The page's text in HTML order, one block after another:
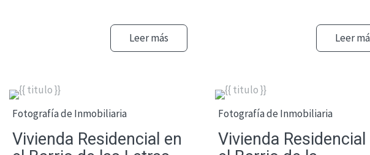
Leer más Leer
Fotografía de Inmobiliaria
Vivienda Residencial en
Fotografía de Inmobiliaria
Vivienda Residencial